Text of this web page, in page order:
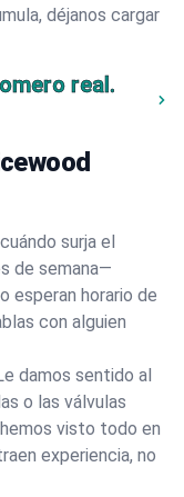
déjanos cargar
real.
surja el
de semana—
esperan horario de
con alguien
damos sentido al
o las válvulas
visto todo en
experiencia, no